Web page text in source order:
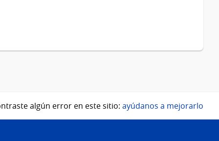
algún error en este sitio: ayúdanos a mejorarlo